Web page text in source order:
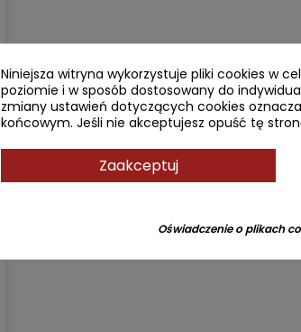
Niniejsza witryna wykorzystuje pliki cookies w
poziomie i w sposób dostosowany do
zmiany ustawień dotyczących cookies
końcowym. Jeśli nie akceptujesz opuść tę
Zaakceptuj
Oświadczenie o plikach